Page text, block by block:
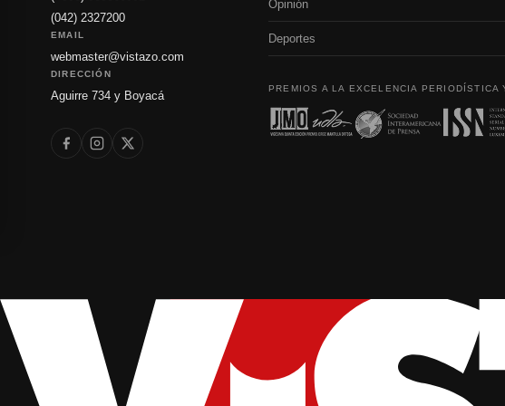
(042) 2327200
EMAIL
webmaster@vistazo.com
DIRECCIÓN
Aguirre 734 y Boyacá
Opinión
Deportes
PREMIOS A LA EXCELENCIA PERIODÍSTICA